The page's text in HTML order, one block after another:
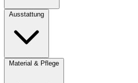
Ausstattung
Material & Pflege